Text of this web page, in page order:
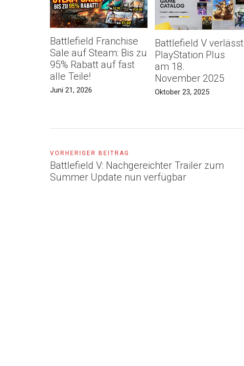
Battlefield Franchise
Sale auf Steam: Bis zu
95% Rabatt auf fast
alle Teile!
Juni 21, 2026
Battlefield V verlässt
PlayStation Plus
am 18.
November 2025
Oktober 23, 2025
VORHERIGER BEITRAG
Battlefield V: Nachgereichter Trailer zum
Summer Update nun verfügbar